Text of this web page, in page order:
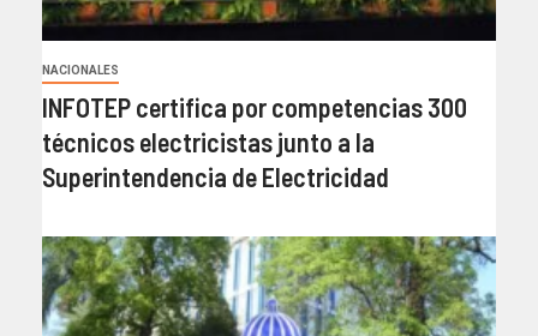
NACIONALES
INFOTEP certifica por competencias 300
técnicos electricistas junto a la
Superintendencia de Electricidad